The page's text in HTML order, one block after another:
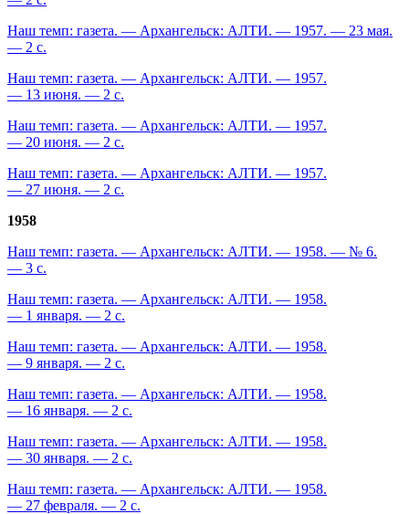
Наш темп: газета. — Архангельск: АЛТИ. — 1957. — 23 мая.
— 2 с.
Наш темп: газета. — Архангельск: АЛТИ. — 1957.
— 13 июня. — 2 с.
Наш темп: газета. — Архангельск: АЛТИ. — 1957.
— 20 июня. — 2 с.
Наш темп: газета. — Архангельск: АЛТИ. — 1957.
— 27 июня. — 2 с.
1958
Наш темп: газета. — Архангельск: АЛТИ. — 1958. — № 6.
— 3 с.
Наш темп: газета. — Архангельск: АЛТИ. — 1958.
— 1 января. — 2 с.
Наш темп: газета. — Архангельск: АЛТИ. — 1958.
— 9 января. — 2 с.
Наш темп: газета. — Архангельск: АЛТИ. — 1958.
— 16 января. — 2 с.
Наш темп: газета. — Архангельск: АЛТИ. — 1958.
— 30 января. — 2 с.
Наш темп: газета. — Архангельск: АЛТИ. — 1958.
— 27 февраля. — 2 с.